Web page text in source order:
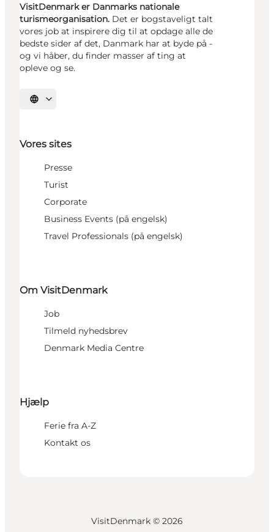
VisitDenmark er Danmarks nationale
turismeorganisation. Det er bogstaveligt talt
vores job at inspirere dig til at opdage alle de
bedste sider af det, Danmark har at byde på -
og vi håber, du finder masser af ting at
opleve og se.
Vælg sprog
Vores sites
Presse
Turist
Corporate
Business Events (på engelsk)
Travel Professionals (på engelsk)
Om VisitDenmark
Job
Tilmeld nyhedsbrev
Denmark Media Centre
Hjælp
Ferie fra A-Z
Kontakt os
VisitDenmark © 2026